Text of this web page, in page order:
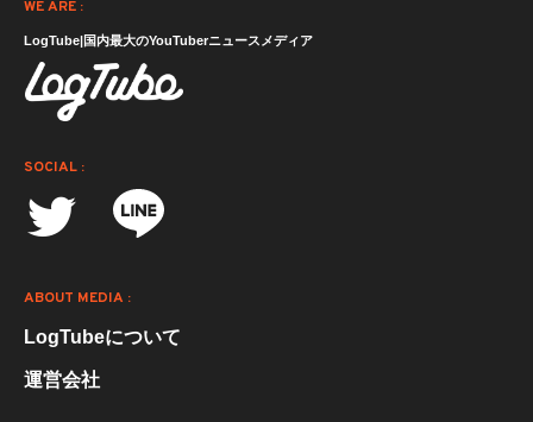
WE ARE :
LogTube|国内最大のYouTuberニュースメディア
SOCIAL :
ABOUT MEDIA :
LogTubeについて
運営会社